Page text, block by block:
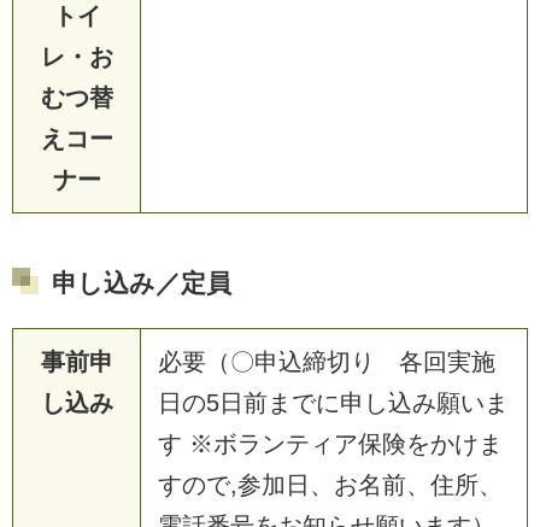
トイ
レ・お
むつ替
えコー
ナー
申し込み／定員
事前申
し込み
必要（〇申込締切り 各回実施
日の5日前までに申し込み願いま
す ※ボランティア保険をかけま
すので,参加日、お名前、住所、